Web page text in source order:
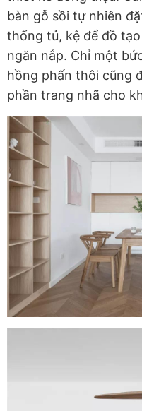
bàn gỗ sồi tự nhiên
thống tủ, kệ để đồ
ngăn nắp. Chỉ một
hồng phấn thôi cũng
phần trang nhã cho